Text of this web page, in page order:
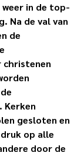
in de top-
Na de val van
de
christenen
Kerken
gesloten en
op alle
door de